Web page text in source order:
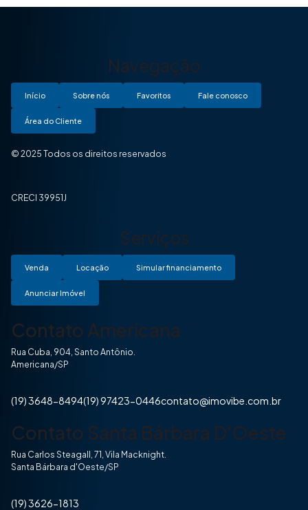
Navegação
Início Sobre nós Favoritos Fale conosco
Área do Cliente
© 2025 Todos os direitos reservados
CRECI 39951J
Serviços
Venda Locação Simular financiamento
Anunciar Imóvel
Contato Americana
Rua Cuba, 904, Santo Antônio.
Americana/SP
(19) 3648-8494(19) 97423-0446contato@imovibe.com.br
Contato Santa Bárbara D'Oeste
Rua Carlos Steagall, 71, Vila Macknight.
Santa Bárbara d'Oeste/SP
(19) 3626-1813